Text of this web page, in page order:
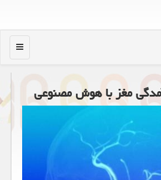
منو
مغز با هوش مصنوعی